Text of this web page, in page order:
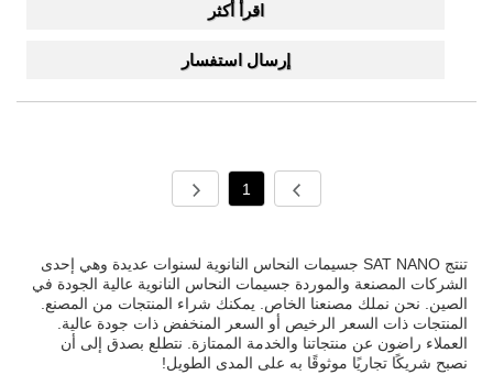
اقرأ أكثر
إرسال استفسار
1
تنتج SAT NANO جسيمات النحاس النانوية لسنوات عديدة وهي إحدى
الشركات المصنعة والموردة جسيمات النحاس النانوية عالية الجودة في
الصين. نحن نملك مصنعنا الخاص. يمكنك شراء المنتجات من المصنع.
المنتجات ذات السعر الرخيص أو السعر المنخفض ذات جودة عالية.
العملاء راضون عن منتجاتنا والخدمة الممتازة. نتطلع بصدق إلى أن
نصبح شريكًا تجاريًا موثوقًا به على المدى الطويل!